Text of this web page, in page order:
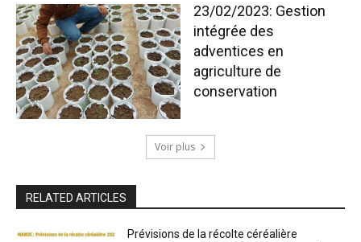
23/02/2023: Gestion
intégrée des
adventices en
agriculture de
conservation
Voir plus
RELATED ARTICLES
Prévisions de la récolte céréalière